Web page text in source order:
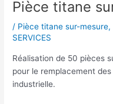
Pièce titane
/ Pièce titane sur-mesure,
SERVICES
Réalisation de 50 pièces
pour le remplacement
industrielle.